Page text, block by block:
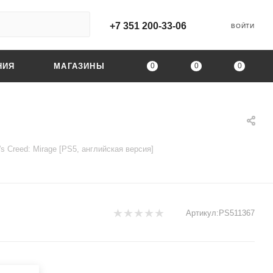
+7 351 200-33-06 ВОЙТИ
0 0 0
МАГАЗИНЫ
Creed: Mirage [PS5, английская версия]
Артикул: PS511367